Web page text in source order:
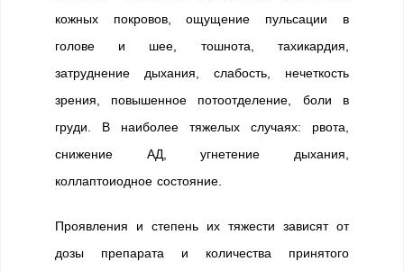
кожных покровов, ощущение пульсации в
голове и шее, тошнота, тахикардия,
затруднение дыхания, слабость, нечеткость
зрения, повышенное потоотделение, боли в
груди. В наиболее тяжелых случаях: рвота,
снижение АД, угнетение дыхания,
коллаптоиодное состояние.
Проявления и степень их тяжести зависят от
дозы препарата и количества принятого